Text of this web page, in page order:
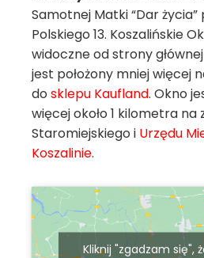
Samotnej Matki “Dar
Polskiego 13. Koszalińskie
widoczne od strony
jest położony mniej więcej
do sklepu Kaufland. Okno
więcej około 1 kilometra na
Staromiejskiego i Urzędu
Koszalinie.
Kliknij "zgadzam się",